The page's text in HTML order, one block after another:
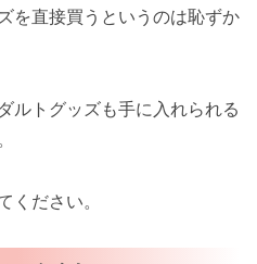
を直接買うというのは恥ずか
ルトグッズも手に入れられる
ください。